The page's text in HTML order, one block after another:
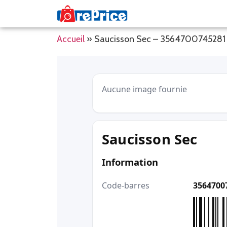
Accueil » Saucisson Sec – 3564700745281
Aucune image fournie
Saucisson Sec
Information
Code-barres